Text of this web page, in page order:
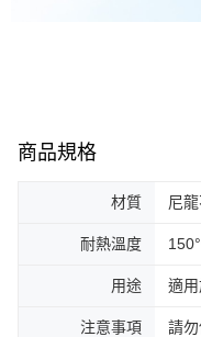
商品規格
材質 尼
耐熱溫度
用途 適
注意事項
請